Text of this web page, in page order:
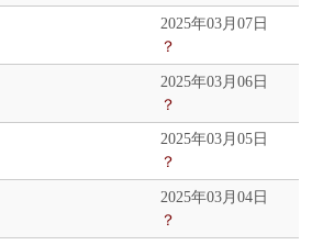
2025年03月07日
？
2025年03月06日
？
2025年03月05日
？
2025年03月04日
？